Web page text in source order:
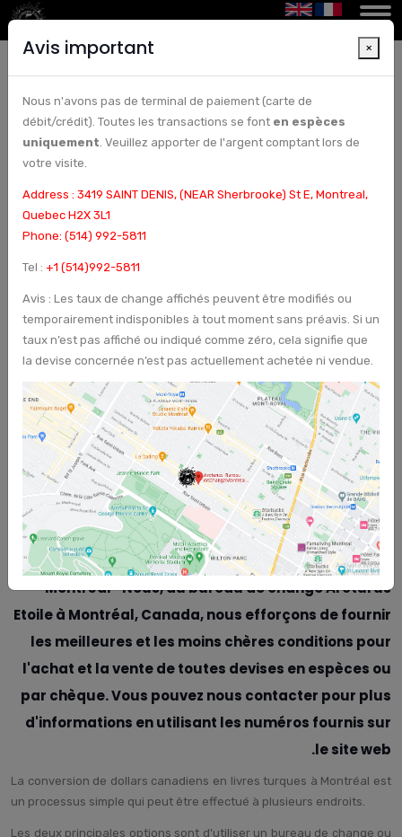
bureau de change montréal|bureau de change|
change de devises|
Conversion de dollars canadiens en livres turques à Montréal- Le
bureau de change Arcturus Etoile à Montréal, Canada, est fier
d'annoncer qu'il est actuellement l'un des bureaux de change les
moins chers de Montréal, offrant la meilleure monnaie canadienne
en espèces et par chèque à ses clients. Veuillez continuer avec
nous pour en savoir plus sur Échange de devises sécurisé au
Canada
Conversion de dollars canadiens en livres turques à
Montréal- Nous, au bureau de change Arcturus
Etoile à Montréal, Canada, nous efforçons de fournir
les meilleures et les moins chères conditions pour
l'achat et la vente de toutes devises en espèces ou
par chèque. Vous pouvez nous contacter pour plus
d'informations en utilisant les numéros fournis sur
le site web.
La conversion de dollars canadiens en livres turques à Montréal est
un processus simple qui peut être effectué à plusieurs endroits.
Les deux principales options sont d'utiliser un bureau de change ou
Avis important ×
Nous n'avons pas de terminal de paiement (carte de
débit/crédit). Toutes les transactions se font en espèces
uniquement. Veuillez apporter de l'argent comptant lors de
votre visite.
Address : 3419 SAINT DENIS, (NEAR Sherbrooke) St E, Montreal,
Quebec H2X 3L1
Phone: (514) 992-5811
Tel : +1 (514)992-5811
Avis : Les taux de change affichés peuvent être modifiés ou
temporairement indisponibles à tout moment sans préavis. Si un
taux n’est pas affiché ou indiqué comme zéro, cela signifie que
la devise concernée n’est pas actuellement achetée ni vendue.